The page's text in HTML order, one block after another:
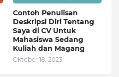
Contoh Penulisan
Deskripsi Diri Tentang
Saya di CV Untuk
Mahasiswa Sedang
Kuliah dan Magang
Oktober 18, 2023